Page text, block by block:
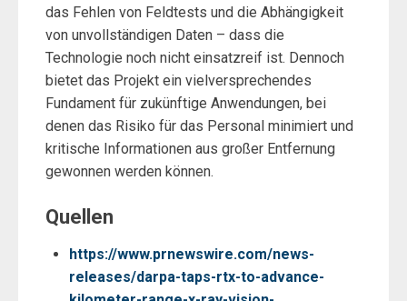
das Fehlen von Feldtests und die Abhängigkeit
von unvollständigen Daten – dass die
Technologie noch nicht einsatzreif ist. Dennoch
bietet das Projekt ein vielversprechendes
Fundament für zukünftige Anwendungen, bei
denen das Risiko für das Personal minimiert und
kritische Informationen aus großer Entfernung
gewonnen werden können.
Quellen
https://www.prnewswire.com/news-
releases/darpa-taps-rtx-to-advance-